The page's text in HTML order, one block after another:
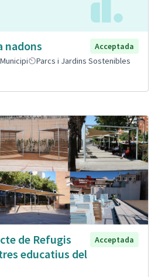
nadons
Acceptada
Municipi
Parcs i Jardins Sostenibles
de Refugis
educatius del
Acceptada